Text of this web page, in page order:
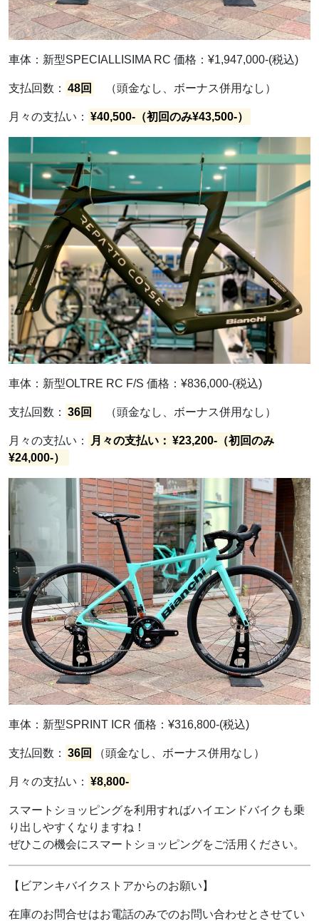
車体：新型SPECIALLISIMA RC 価格：¥1,947,000-(税込)
支払回数： 48回 （頭金なし、ボーナス併用なし）
月々の支払い： ¥40,500-（初回のみ¥43,500-）
車体：新型OLTRE RC F/S 価格：¥836,000-(税込)
支払回数： 36回 （頭金なし、ボーナス併用なし）
月々の支払い： 月々の支払い： ¥23,200-（初回のみ
¥24,000-）
車体：新型SPRINT ICR 価格：¥316,800-(税込)
支払回数： 36回 （頭金なし、ボーナス併用なし）
月々の支払い： ¥8,800-
スマートショッピングを利用すればハイエンドバイクも乗
り出しやすくなりますね！
ぜひこの機会にスマートショッピングをご活用ください。
【ビアンキバイクストアからのお願い】
在庫のお問合せはお電話のみでのお問い合わせとさせてい